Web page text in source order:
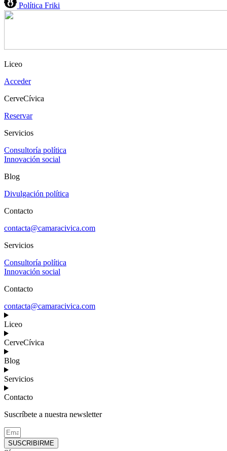
Política Friki
Liceo
Acceder
CerveCívica
Reservar
Servicios
Consultoría política
Innovación social
Blog
Divulgación política
Contacto
contacta@camaracivica.com
Servicios
Consultoría política
Innovación social
Contacto
contacta@camaracivica.com
Liceo
CerveCívica
Blog
Servicios
Contacto
Suscríbete a nuestra newsletter
SUSCRIBIRME